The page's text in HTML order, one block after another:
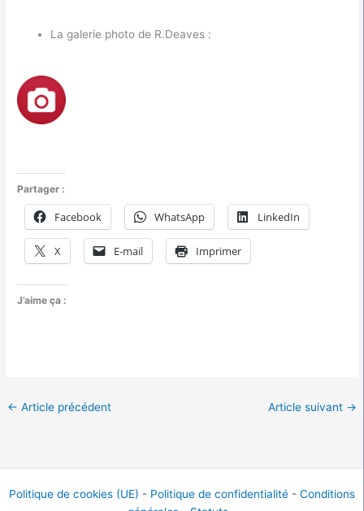
La galerie photo de R.Deaves :
Partager :
Facebook WhatsApp LinkedIn
X E-mail Imprimer
J’aime ça :
← Article précédent Article suivant →
Politique de cookies (UE) - Politique de confidentialité - Conditions